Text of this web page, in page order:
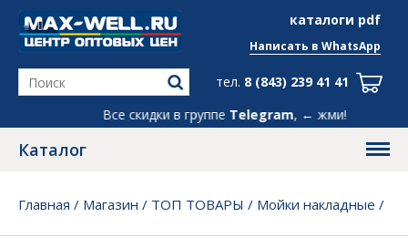
каталоги pdf
info@max-well.ru
Все скидки в группеTelegram, ← жми!
Написать в WhatsApp
тел. 8 (843) 239 41 41
Каталог
Главная / Магазин / ТОП ТОВАРЫ / Мойки накладные /